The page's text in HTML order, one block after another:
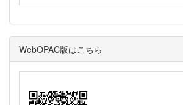
WebOPAC版はこちら